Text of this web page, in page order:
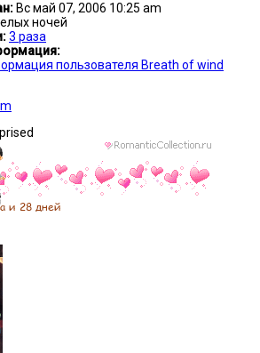
Вс май 07, 2006 10:25 am
ночей
3 раза
пользователя Breath of wind